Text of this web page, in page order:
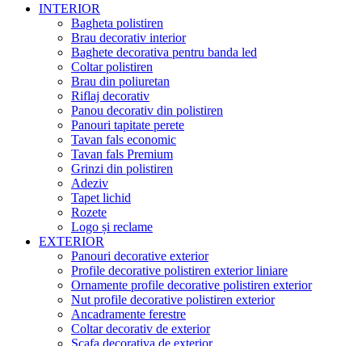
INTERIOR
Bagheta polistiren
Brau decorativ interior
Baghete decorativa pentru banda led
Coltar polistiren
Brau din poliuretan
Riflaj decorativ
Panou decorativ din polistiren
Panouri tapitate perete
Tavan fals economic
Tavan fals Premium
Grinzi din polistiren
Adeziv
Tapet lichid
Rozete
Logo și reclame
EXTERIOR
Panouri decorative exterior
Profile decorative polistiren exterior liniare
Ornamente profile decorative polistiren exterior
Nut profile decorative polistiren exterior
Ancadramente ferestre
Coltar decorativ de exterior
Scafa decorativa de exterior